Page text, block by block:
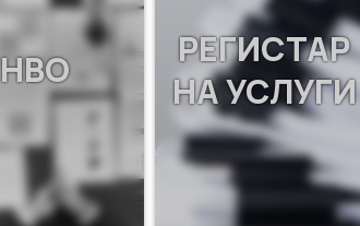
НВО
РЕГИСТАР
НА УСЛУГИ